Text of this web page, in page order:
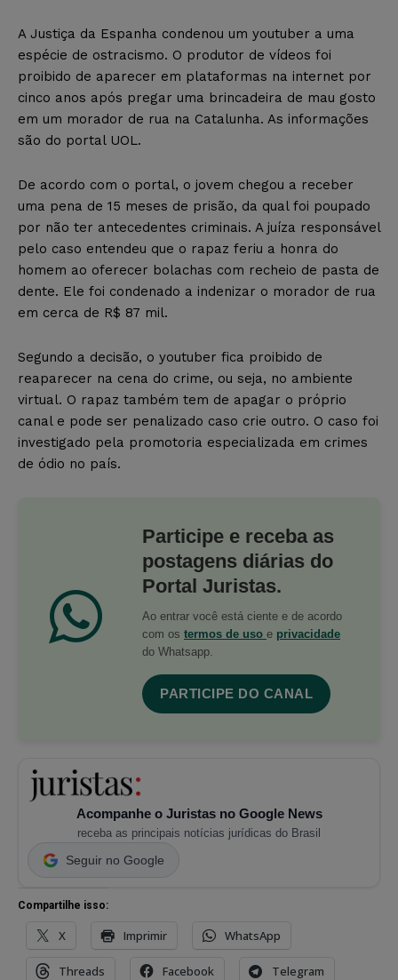
A Justiça da Espanha condenou um youtuber a uma
espécie de ostracismo. O produtor de vídeos foi
proibido de aparecer em plataformas na internet por
cinco anos após pregar uma brincadeira de mau gosto
em um morador de rua na Catalunha. As informações
são do portal UOL.
De acordo com o portal, o jovem chegou a receber
uma pena de 15 meses de prisão, da qual foi poupado
por não ter antecedentes criminais. A juíza responsável
pelo caso entendeu que o rapaz feriu a honra do
homem ao oferecer bolachas com recheio de pasta de
dente. Ele foi condenado a indenizar o morador de rua
em cerca de R$ 87 mil.
Segundo a decisão, o youtuber fica proibido de
reaparecer na cena do crime, ou seja, no ambiente
virtual. O rapaz também tem de apagar o próprio
canal e pode ser penalizado caso crie outro. O caso foi
investigado pela promotoria especializada em crimes
de ódio no país.
Participe e receba as
postagens diárias do
Portal Juristas.
Ao entrar você está ciente e de acordo
com os termos de uso e privacidade
do Whatsapp.
PARTICIPE DO CANAL
Acompanhe o Juristas no Google News
receba as principais notícias jurídicas do Brasil
Seguir no Google
Compartilhe isso:
X Imprimir WhatsApp
Threads Facebook Telegram